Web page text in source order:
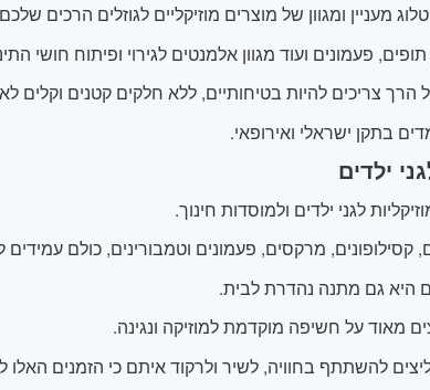
מעניין ומגוון של מוצרים מוזיקליים לגוזלים הרכים
פעמונים ועוד מגוון אלמנטים לגירוי ופיתוח חושי
הרך צריכים להיות בטיחותיים, ללא חלקים קטנים וקלים
בתקן ישראלי ואירופאי.
ילדים
לגני ילדים ולמוסדות חינוך.
קסילופונים, מרקסים, פעמונים וטמבורינים, כולם
היא גם מתנה נהדרת לבית.
מאוד על חשיפה מוקדמת למוזיקה ונגינה.
להשתתף בחוויה, לשיר ולרקוד איתם כי הזמנים האלו